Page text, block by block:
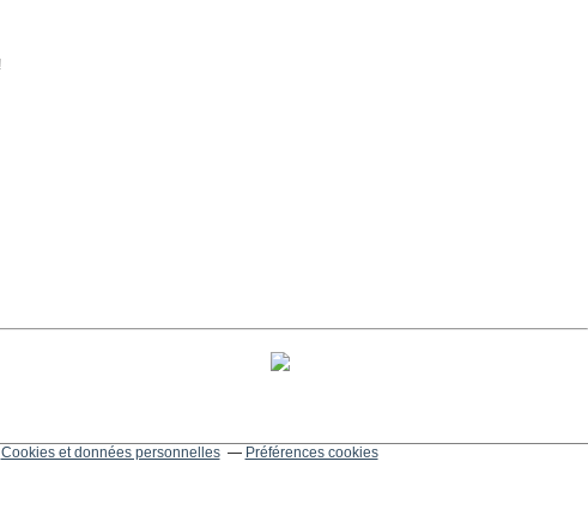
Cookies et données personnelles Préférences cookies